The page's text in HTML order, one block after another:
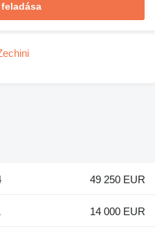
49 250 EUR
14 000 EUR